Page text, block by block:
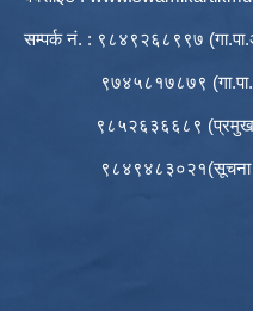
सम्पर्क नं. : ९८४९२६८९९७
९७४५८१७८७९ (गा.पा.
९८५२६३६६८९ (प्रमुख
९८४९४८३०२१(सूचना